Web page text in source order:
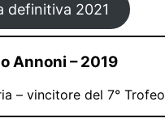
definitiva 2021
Annoni – 2019
– vincitore del 7° Trofeo